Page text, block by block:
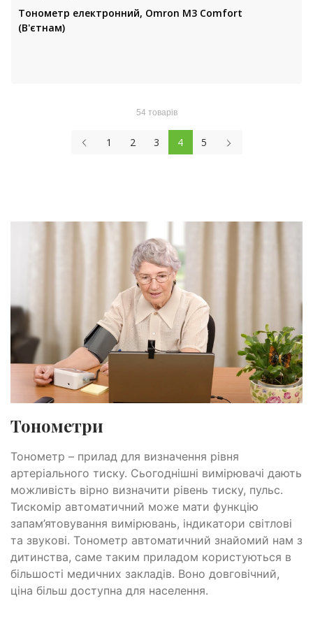
Тонометр електронний, Omron M3 Comfort
(В'єтнам)
54 товарів
1 2 3 4 5
Тонометри
Тонометр – прилад для визначення рівня
артеріального тиску. Сьогоднішні вимірювачі дають
можливість вірно визначити рівень тиску, пульс.
Тискомір автоматичний може мати функцію
запам’ятовування вимірювань, індикатори світлові
та звукові. Тонометр автоматичний знайомий нам з
дитинства, саме таким приладом користуються в
більшості медичних закладів. Воно довговічний,
ціна більш доступна для населення.